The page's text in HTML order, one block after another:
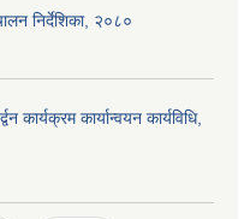
निर्देशिका, २०८०
कार्यक्रम कार्यान्वयन कार्यविधि,